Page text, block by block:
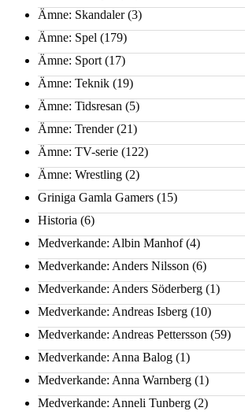
Ämne: Skandaler(3)
Ämne: Spel (179)
Ämne: Sport (17)
Ämne: Teknik (19)
Ämne: Tidsresan (5)
Ämne: Trender(21)
Ämne: TV-serie (122)
Ämne: Wrestling (2)
Griniga Gamla Gamers (15)
Historia (6)
Medverkande: Albin Manhof(4)
Medverkande: Anders Nilsson (6)
Medverkande: Anders Söderberg (1)
Medverkande: Andreas Isberg (10)
Medverkande: Andreas Pettersson (59)
Medverkande: Anna Balog (1)
Medverkande: Anna Warnberg (1)
Medverkande: Anneli Tunberg (2)